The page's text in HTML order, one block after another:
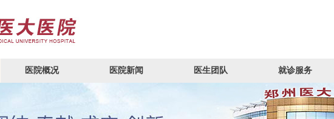
医院概况 医院新闻 医生团队 就诊服务